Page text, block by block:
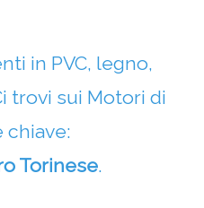
in PVC, legno,
trovi sui Motori di
chiave:
Torinese.